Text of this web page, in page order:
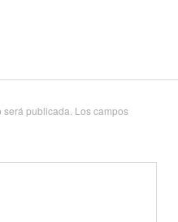
publicada. Los campos